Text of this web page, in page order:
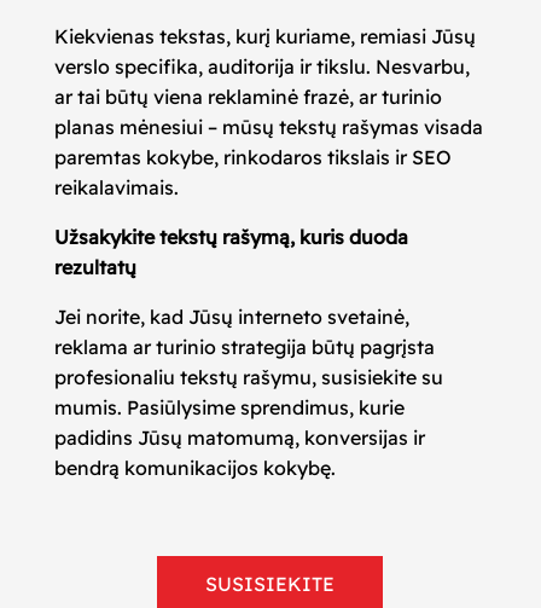
Kiekvienas tekstas, kurį kuriame, remiasi Jūsų
verslo specifika, auditorija ir tikslu. Nesvarbu,
ar tai būtų viena reklaminė frazė, ar turinio
planas mėnesiui – mūsų tekstų rašymas visada
paremtas kokybe, rinkodaros tikslais ir SEO
reikalavimais.
Užsakykite tekstų rašymą, kuris duoda
rezultatų
Jei norite, kad Jūsų interneto svetainė,
reklama ar turinio strategija būtų pagrįsta
profesionaliu tekstų rašymu, susisiekite su
mumis. Pasiūlysime sprendimus, kurie
padidins Jūsų matomumą, konversijas ir
bendrą komunikacijos kokybę.
SUSISIEKITE